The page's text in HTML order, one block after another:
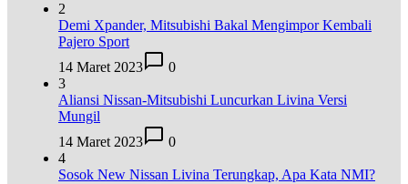
2
Demi Xpander, Mitsubishi Bakal Mengimpor Kembali
Pajero Sport
14 Maret 2023
0
3
Aliansi Nissan-Mitsubishi Luncurkan Livina Versi
Mungil
14 Maret 2023
0
4
Sosok New Nissan Livina Terungkap, Apa Kata NMI?